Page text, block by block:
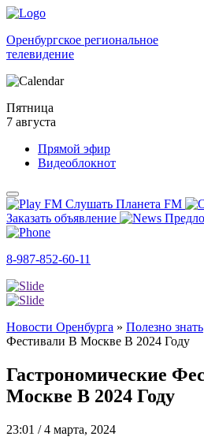
Оренбургское региональное
телевидение
Пятница
7 августа
Прямой эфир
Видеоблокнот
Слушать Планета FM
Заказать объявление
8-987-852-60-11
Новости Оренбурга » Полезно знать
Фестивали В Москве В 2024 Году
Гастрономические
Москве В 2024 Году
23:01 / 4 марта, 2024